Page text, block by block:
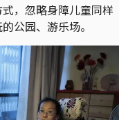
，忽略身障儿童同样
公园、游乐场。